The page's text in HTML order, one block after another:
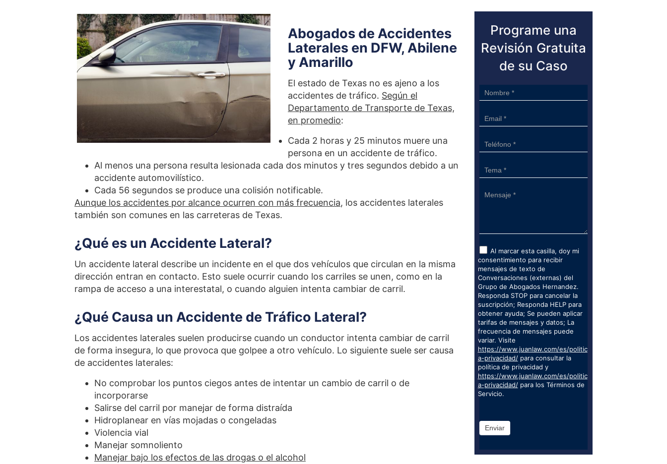
Abogados de Accidentes
Laterales en DFW, Abilene
y Amarillo
El estado de Texas no es ajeno a los
accidentes de tráfico. Según el
Departamento de Transporte de Texas,
en promedio:
Cada 2 horas y 25 minutos muere una
persona en un accidente de tráfico.
Al menos una persona resulta lesionada cada dos minutos y tres segundos debido a un
accidente automovilístico.
Cada 56 segundos se produce una colisión notificable.
Aunque los accidentes por alcance ocurren con más frecuencia, los accidentes laterales
también son comunes en las carreteras de Texas.
¿Qué es un Accidente Lateral?
Un accidente lateral describe un incidente en el que dos vehículos que circulan en la misma
dirección entran en contacto. Esto suele ocurrir cuando los carriles se unen, como en la
rampa de acceso a una interestatal, o cuando alguien intenta cambiar de carril.
¿Qué Causa un Accidente de Tráfico Lateral?
Los accidentes laterales suelen producirse cuando un conductor intenta cambiar de carril
de forma insegura, lo que provoca que golpee a otro vehículo. Lo siguiente suele ser causa
de accidentes laterales:
No comprobar los puntos ciegos antes de intentar un cambio de carril o de
incorporarse
Salirse del carril por manejar de forma distraída
Hidroplanear en vías mojadas o congeladas
Violencia vial
Manejar somnoliento
Manejar bajo los efectos de las drogas o el alcohol
Programe una
Revisión Gratuita
de su Caso
Sidebar
Form
Al marcar esta casilla, doy mi
consentimiento para recibir
mensajes de texto de
Conversaciones (externas) del
Grupo de Abogados Hernandez.
Responda STOP para cancelar la
suscripción; Responda HELP para
obtener ayuda; Se pueden aplicar
tarifas de mensajes y datos; La
frecuencia de mensajes puede
variar. Visite
https://www.juanlaw.com/es/politic
a-privacidad/para consultar la
política de privacidad y
https://www.juanlaw.com/es/politic
a-privacidad/para los Términos de
Servicio.
Enviar